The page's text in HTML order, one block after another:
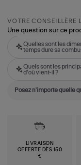
VOTRE CONSEILLÈRE
Une question sur ce
Quelles sont les
temps dure sa
Quels sont les
d'où vient-il ?
LIVRAISON
OFFERTE DÈS 150
€